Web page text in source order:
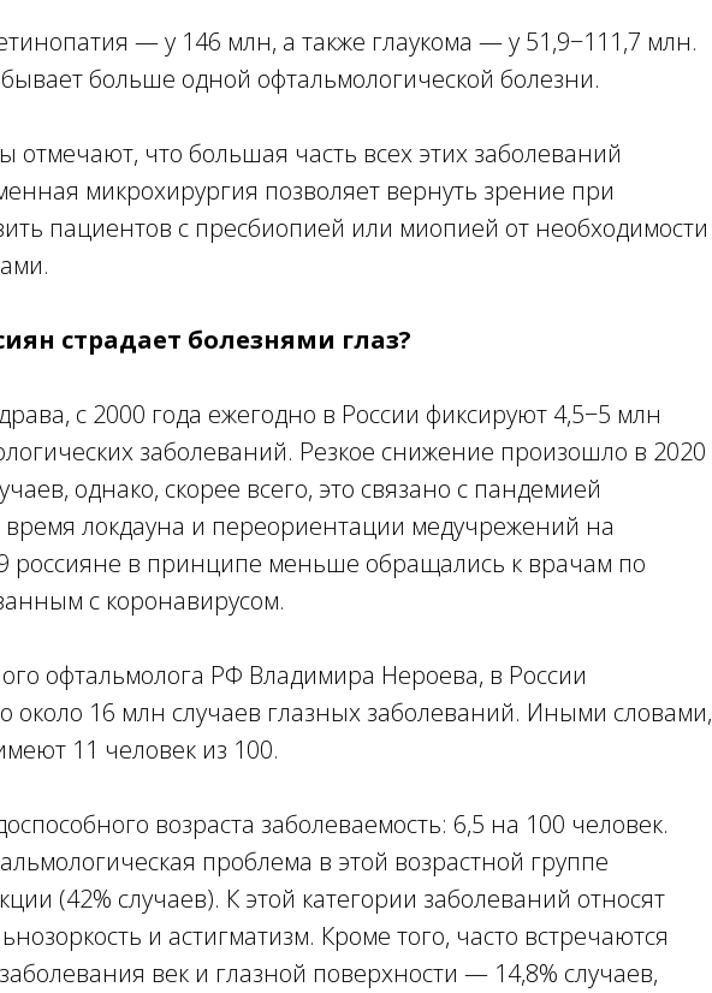
— у 146 млн, а также глаукома — у 51,9−111,7 млн.
больше одной офтальмологической болезни.
отмечают, что большая часть всех этих заболеваний
микрохирургия позволяет вернуть зрение при
пациентов с пресбиопией или миопией от необходимости
страдает болезнями глаз?
с 2000 года ежегодно в России фиксируют 4,5−5 млн
заболеваний. Резкое снижение произошло в 2020
однако, скорее всего, это связано с пандемией
время локдауна и переориентации медучрежений на
россияне в принципе меньше обращались к врачам по
с коронавирусом.
офтальмолога РФ Владимира Нероева, в России
около 16 млн случаев глазных заболеваний. Иными словами,
11 человек из 100.
возраста заболеваемость: 6,5 на 100 человек.
проблема в этой возрастной группе
(42% случаев). К этой категории заболеваний относят
и астигматизм. Кроме того, часто встречаются
век и глазной поверхности — 14,8% случаев,